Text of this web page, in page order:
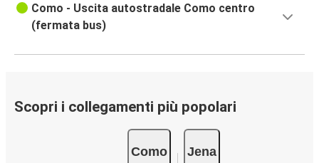
Como - Uscita autostradale Como centro
(fermata bus)
Scopri i collegamenti più popolari
Como Jena